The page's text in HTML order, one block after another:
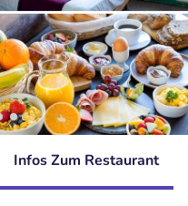
Infos Zum Restaurant